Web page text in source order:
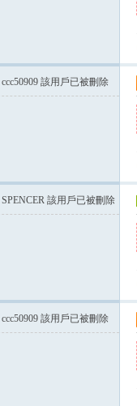
ccc50909 該用戶已被刪除
SPENCER 該用戶已被刪除
ccc50909 該用戶已被刪除